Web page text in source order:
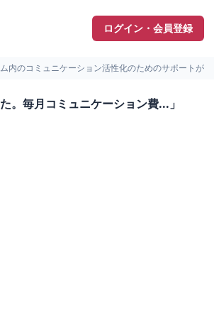
ログイン・会員登録
内のコミュニケーション活性化のためのサポートが充...
。毎月コミュニケーション費...」